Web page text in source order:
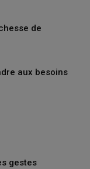
de
aux besoins
gestes